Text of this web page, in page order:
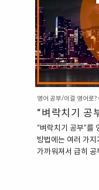
영어 공부/이걸 영어로?·
“벼락치기 공
“벼락치기 공부”를
방법에는 여러 가지
가까워져서 급히